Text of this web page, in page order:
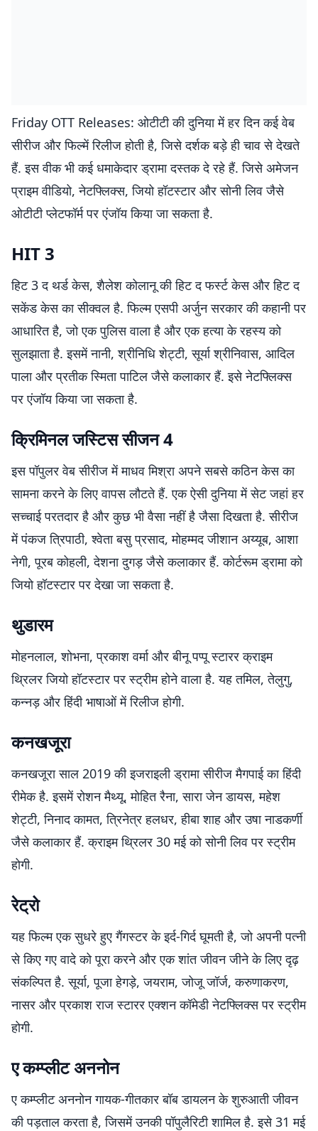
Friday OTT Releases: ओटीटी की दुनिया में हर दिन कई वेब
सीरीज और फिल्में रिलीज होती है, जिसे दर्शक बड़े ही चाव से देखते
हैं. इस वीक भी कई धमाकेदार ड्रामा दस्तक दे रहे हैं. जिसे अमेजन
प्राइम वीडियो, नेटफ्लिक्स, जियो हॉटस्टार और सोनी लिव जैसे
ओटीटी प्लेटफॉर्म पर एंजॉय किया जा सकता है.
HIT 3
हिट 3 द थर्ड केस, शैलेश कोलानू की हिट द फर्स्ट केस और हिट द
सकेंड केस का सीक्वल है. फिल्म एसपी अर्जुन सरकार की कहानी पर
आधारित है, जो एक पुलिस वाला है और एक हत्या के रहस्य को
सुलझाता है. इसमें नानी, श्रीनिधि शेट्टी, सूर्या श्रीनिवास, आदिल
पाला और प्रतीक स्मिता पाटिल जैसे कलाकार हैं. इसे नेटफ्लिक्स
पर एंजॉय किया जा सकता है.
क्रिमिनल जस्टिस सीजन 4
इस पॉपुलर वेब सीरीज में माधव मिश्रा अपने सबसे कठिन केस का
सामना करने के लिए वापस लौटते हैं. एक ऐसी दुनिया में सेट जहां हर
सच्चाई परतदार है और कुछ भी वैसा नहीं है जैसा दिखता है. सीरीज
में पंकज त्रिपाठी, श्वेता बसु प्रसाद, मोहम्मद जीशान अय्यूब, आशा
नेगी, पूरब कोहली, देशना दुगड़ जैसे कलाकार हैं. कोर्टरूम ड्रामा को
जियो हॉटस्टार पर देखा जा सकता है.
थुडारम
मोहनलाल, शोभना, प्रकाश वर्मा और बीनू पप्पू स्टारर क्राइम
थ्रिलर जियो हॉटस्टार पर स्ट्रीम होने वाला है. यह तमिल, तेलुगु,
कन्नड़ और हिंदी भाषाओं में रिलीज होगी.
कनखजूरा
कनखजूरा साल 2019 की इजराइली ड्रामा सीरीज मैगपाई का हिंदी
रीमेक है. इसमें रोशन मैथ्यू, मोहित रैना, सारा जेन डायस, महेश
शेट्टी, निनाद कामत, त्रिनेत्र हलधर, हीबा शाह और उषा नाडकर्णी
जैसे कलाकार हैं. क्राइम थ्रिलर 30 मई को सोनी लिव पर स्ट्रीम
होगी.
रेट्रो
यह फिल्म एक सुधरे हुए गैंगस्टर के इर्द-गिर्द घूमती है, जो अपनी पत्नी
से किए गए वादे को पूरा करने और एक शांत जीवन जीने के लिए दृढ़
संकल्पित है. सूर्या, पूजा हेगड़े, जयराम, जोजू जॉर्ज, करुणाकरण,
नासर और प्रकाश राज स्टारर एक्शन कॉमेडी नेटफ्लिक्स पर स्ट्रीम
होगी.
ए कम्प्लीट अननोन
ए कम्प्लीट अननोन गायक-गीतकार बॉब डायलन के शुरुआती जीवन
की पड़ताल करता है, जिसमें उनकी पॉपुलैरिटी शामिल है. इसे 31 मई